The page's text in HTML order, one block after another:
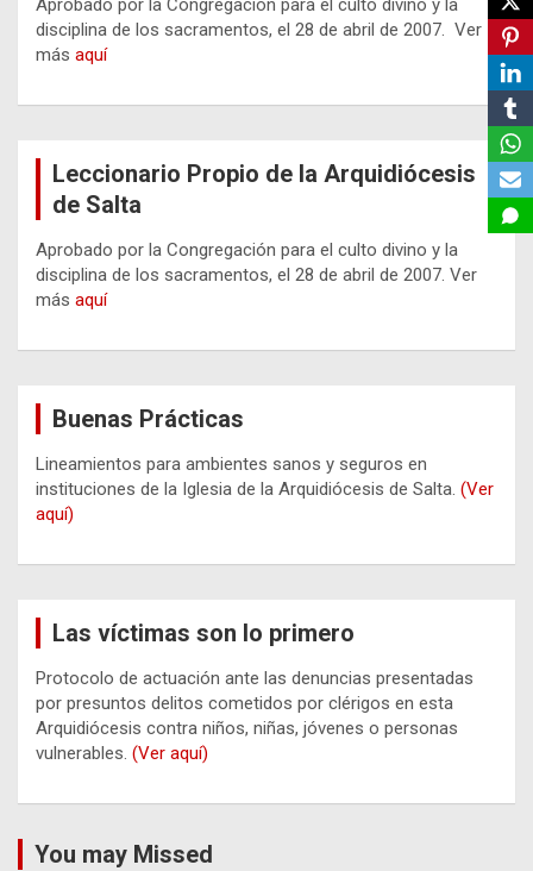
Aprobado por la Congregación para el culto divino y la
disciplina de los sacramentos, el 28 de abril de 2007. Ver
más aquí
Leccionario Propio de la Arquidiócesis
de Salta
Aprobado por la Congregación para el culto divino y la
disciplina de los sacramentos, el 28 de abril de 2007. Ver
más aquí
Buenas Prácticas
Lineamientos para ambientes sanos y seguros en
instituciones de la Iglesia de la Arquidiócesis de Salta. (Ver
aquí)
Las víctimas son lo primero
Protocolo de actuación ante las denuncias presentadas
por presuntos delitos cometidos por clérigos en esta
Arquidiócesis contra niños, niñas, jóvenes o personas
vulnerables. (Ver aquí)
You may Missed